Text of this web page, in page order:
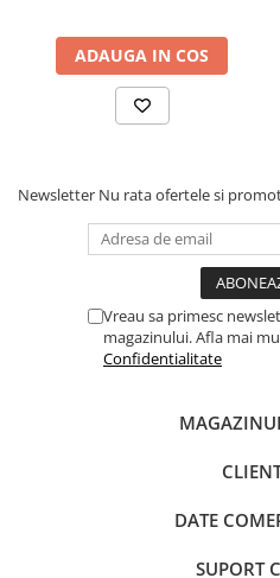
ADAUGA IN COS
Newsletter Nu rata ofertele si
Vreau sa primesc
magazinului. Afla mai
Confidentialitate
DATE
SUPORT